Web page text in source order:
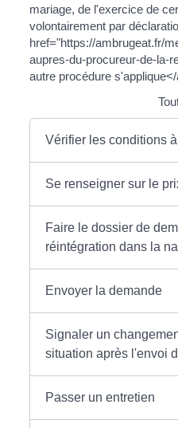
mariage, de l'exercice de
volontairement par
href="https://ambrugeat.fr/
aupres-du-procureur-de-la-
autre procédure
Vérifier les conditions
Se renseigner sur le
Faire le dossier de
réintégration dans la
Envoyer la demande
Signaler un
situation après l'envoi
Passer un entretien